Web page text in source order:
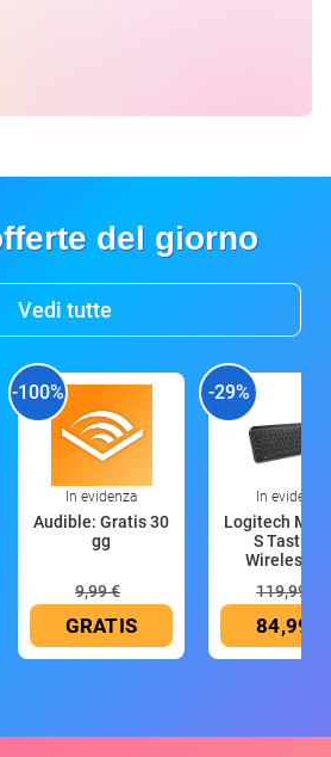
del giorno
Vedi tutte
-100%
In evidenza
Audible: Gratis 30
gg
9,99 €
GRATIS
-29%
In evidenza
Logitech MX
S Tastiera
Wireless
119,99 €
84,99 €